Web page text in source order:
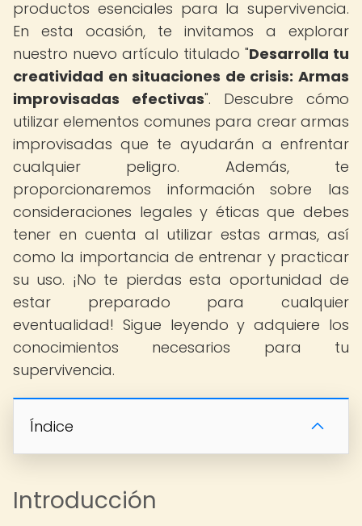
productos esenciales para la supervivencia.
En esta ocasión, te invitamos a explorar
nuestro nuevo artículo titulado "Desarrolla tu
creatividad en situaciones de crisis: Armas
improvisadas efectivas". Descubre cómo
utilizar elementos comunes para crear armas
improvisadas que te ayudarán a enfrentar
cualquier peligro. Además, te
proporcionaremos información sobre las
consideraciones legales y éticas que debes
tener en cuenta al utilizar estas armas, así
como la importancia de entrenar y practicar
su uso. ¡No te pierdas esta oportunidad de
estar preparado para cualquier
eventualidad! Sigue leyendo y adquiere los
conocimientos necesarios para tu
supervivencia.
Índice
Introducción